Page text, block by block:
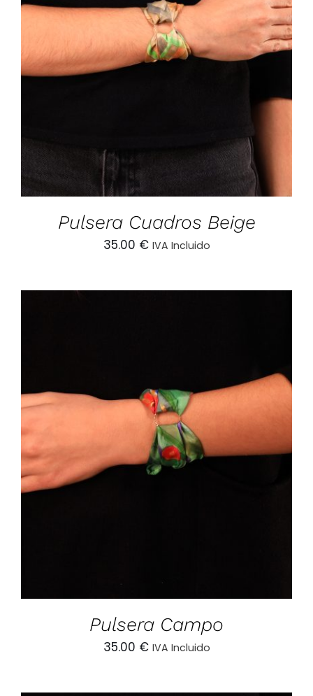
AÑADIR AL CARRITO / DETALLES
Pulsera Cuadros Beige
35.00 € IVA Incluido
AÑADIR AL CARRITO / DETALLES
Pulsera Campo
35.00 € IVA Incluido